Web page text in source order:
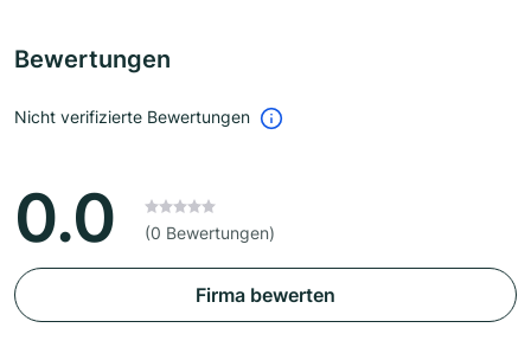
Bewertungen
Nicht verifizierte Bewertungen
0.0 (0 Bewertungen)
Firma bewerten